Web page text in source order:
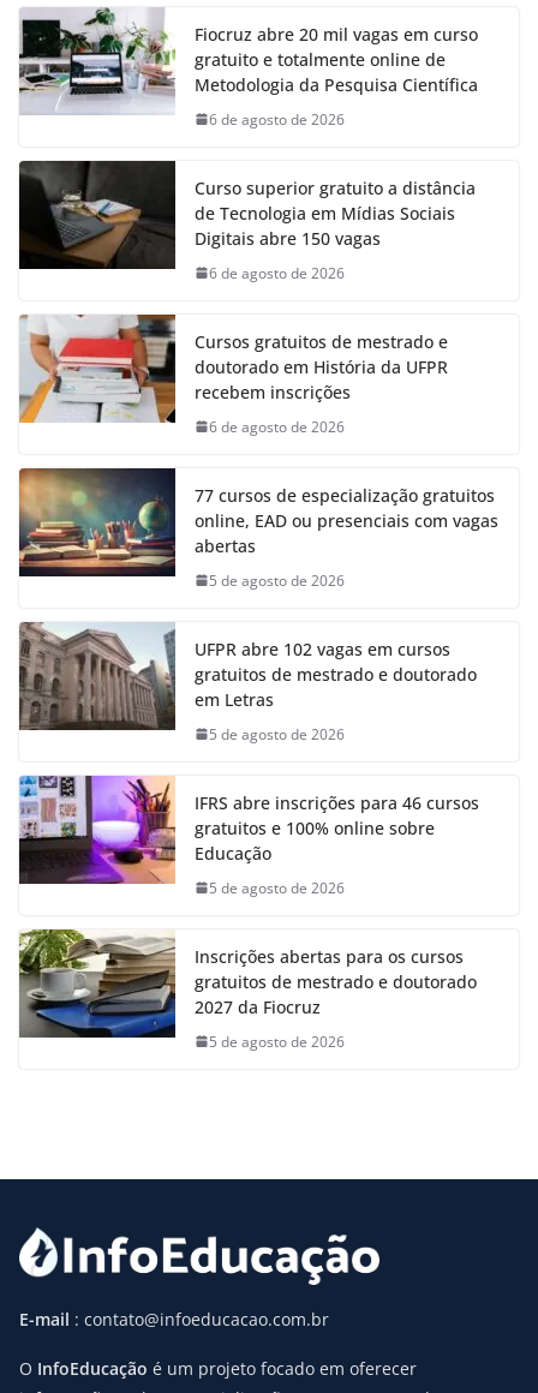
Fiocruz abre 20 mil vagas em curso
gratuito e totalmente online de
Metodologia da Pesquisa Científica
6 de agosto de 2026
Curso superior gratuito a distância
de Tecnologia em Mídias Sociais
Digitais abre 150 vagas
6 de agosto de 2026
Cursos gratuitos de mestrado e
doutorado em História da UFPR
recebem inscrições
6 de agosto de 2026
77 cursos de especialização gratuitos
online, EAD ou presenciais com vagas
abertas
5 de agosto de 2026
UFPR abre 102 vagas em cursos
gratuitos de mestrado e doutorado
em Letras
5 de agosto de 2026
IFRS abre inscrições para 46 cursos
gratuitos e 100% online sobre
Educação
5 de agosto de 2026
Inscrições abertas para os cursos
gratuitos de mestrado e doutorado
2027 da Fiocruz
5 de agosto de 2026
E-mail : contato@infoeducacao.com.br
O InfoEducação é um projeto focado em oferecer